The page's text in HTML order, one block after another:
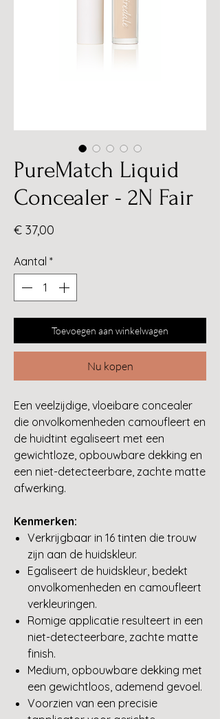
PureMatch Liquid
Concealer - 2N Fair
€ 37,00
Aantal *
Toevoegen aan winkelwagen
Nu kopen
Een veelzijdige, vloeibare concealer
die onvolkomenheden camoufleert en
de huidtint egaliseert met een
gewichtloze, opbouwbare dekking en
een niet-detecteerbare, zachte matte
afwerking.
Kenmerken:
Verkrijgbaar in 16 tinten die trouw
zijn aan de huidskleur.
Egaliseert de huidskleur, bedekt
onvolkomenheden en camoufleert
verkleuringen.
Romige applicatie resulteert in een
niet-detecteerbare, zachte matte
finish.
Medium, opbouwbare dekking met
een gewichtloos, ademend gevoel.
Voorzien van een precisie